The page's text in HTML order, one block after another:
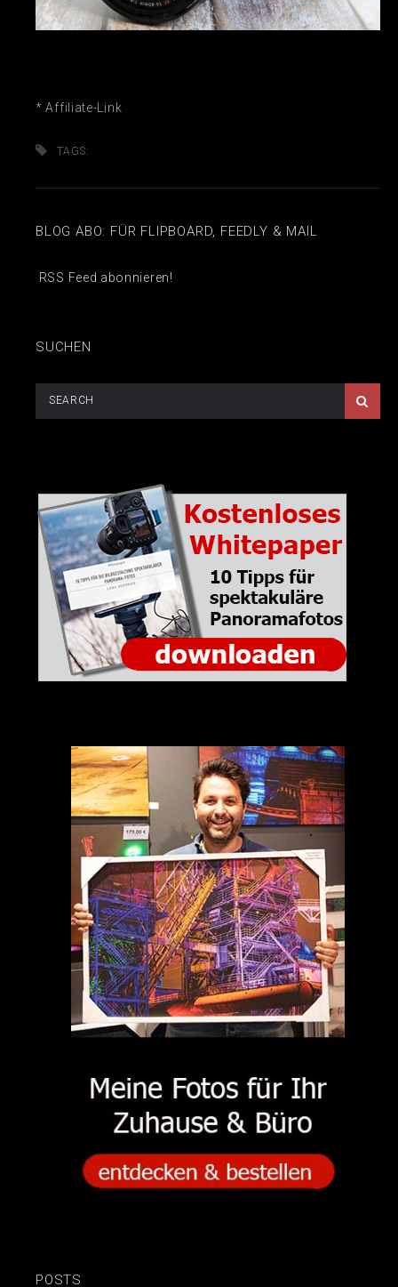
* Affiliate-Link
TAGS:
BLOG ABO: FÜR FLIPBOARD, FEEDLY & MAIL
RSS Feed abonnieren!
SUCHEN
POSTS